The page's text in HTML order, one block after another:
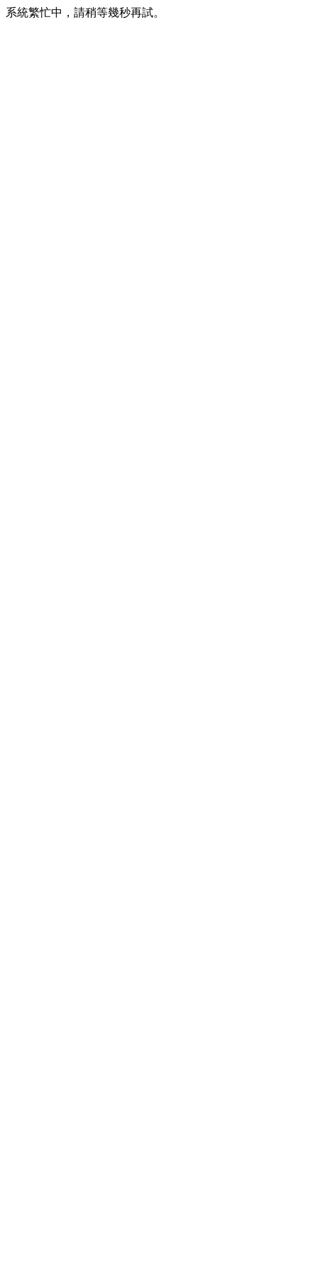
系統繁忙中，請稍等幾秒再試。